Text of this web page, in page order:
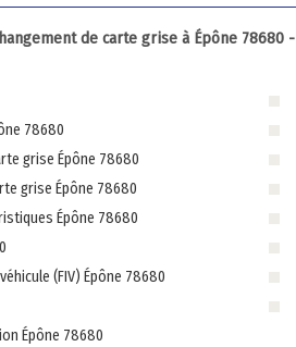
de carte grise à Épône 78680
78680
grise Épône 78680
grise Épône 78680
Épône 78680
(FIV) Épône 78680
Épône 78680